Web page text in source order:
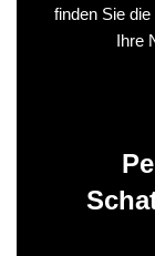
finden Sie
Ihre